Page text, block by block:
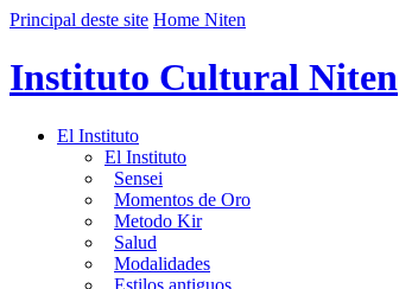
Principal deste site Home Niten
Instituto Cultural Niten
El Instituto
El Instituto
Sensei
Momentos de Oro
Metodo Kir
Salud
Modalidades
Estilos antiguos